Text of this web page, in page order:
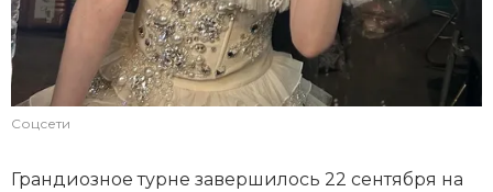
Соцсети
Грандиозное турне завершилось 22 сентября на